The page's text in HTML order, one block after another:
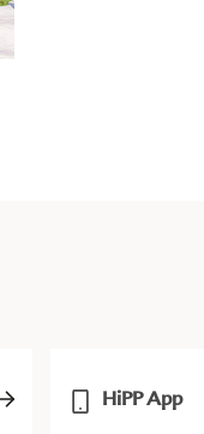
HiPP App